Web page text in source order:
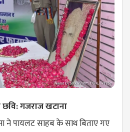
छवि: गजराज खटाना
ने पायलट साहब के साथ बिताए गए